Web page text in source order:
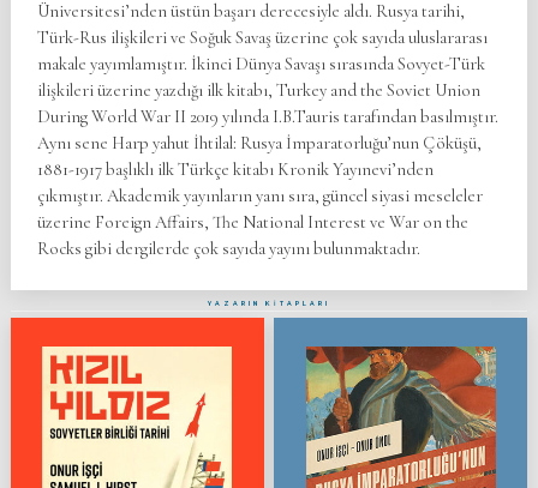
Üniversitesi’nden üstün başarı derecesiyle aldı. Rusya tarihi,
Türk-Rus ilişkileri ve Soğuk Savaş üzerine çok sayıda uluslararası
makale yayımlamıştır. İkinci Dünya Savaşı sırasında Sovyet-Türk
ilişkileri üzerine yazdığı ilk kitabı, Turkey and the Soviet Union
During World War II 2019 yılında I.B.Tauris tarafından basılmıştır.
Aynı sene Harp yahut İhtilal: Rusya İmparatorluğu’nun Çöküşü,
1881-1917 başlıklı ilk Türkçe kitabı Kronik Yayınevi’nden
çıkmıştır. Akademik yayınların yanı sıra, güncel siyasi meseleler
üzerine Foreign Affairs, The National Interest ve War on the
Rocks gibi dergilerde çok sayıda yayını bulunmaktadır.
YAZARIN KİTAPLARI